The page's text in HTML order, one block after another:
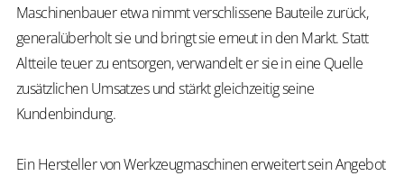
Maschinenbauer etwa nimmt verschlissene Bauteile zurück,
generalüberholt sie und bringt sie erneut in den Markt. Statt
Altteileteuer zu entsorgen, verwandelt er sie in eine Quelle
zusätzlichen Umsatzes und stärkt gleichzeitig seine
Kundenbindung.
Ein Hersteller von Werkzeugmaschinen erweitert sein Angebot